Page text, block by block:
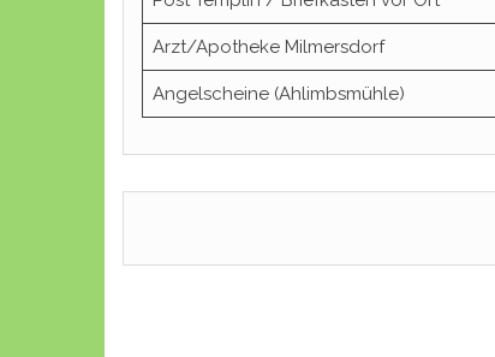
Arzt/Apotheke Milmersdorf
Angelscheine (Ahlimbsmühle)